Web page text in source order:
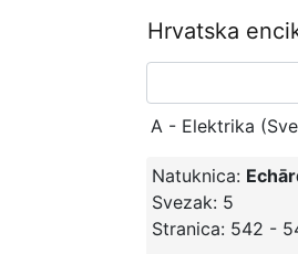
Hrvatska
A - Elektrika
Natuknica:
Svezak: 5
Stranica: 542 -